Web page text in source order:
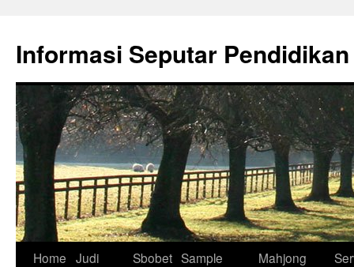
content
Informasi Seputar Pendidikan
Home Judi
Sbobet Sample
Mahjong